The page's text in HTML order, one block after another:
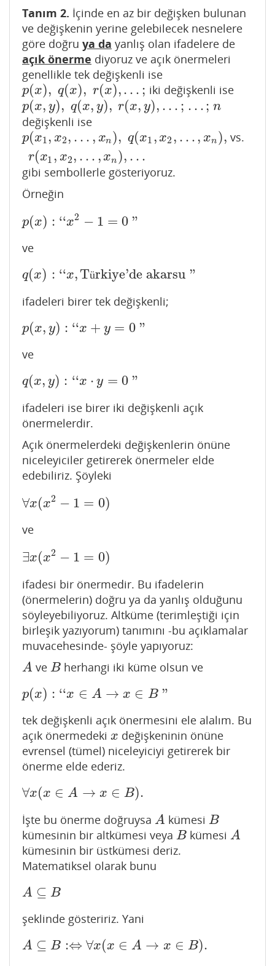
Tanım 2. İçinde en az bir değişken bulunan
ve değişkenin yerine gelebilecek nesnelere
göre doğru ya da yanlış olan ifadelere de
açık önerme diyoruz ve açık önermeleri
genellikle tek değişkenli ise
p(x), q(x), r(x),… ;
p(x), q x), r(x) …; iki değişkenli ise
p(x, y), q(x, y), r(x, y), … ;
p(x,y , q( ,y), r( x,y), …; …;
…; n
n
değişkenli ise
p(x1, x2, … , xn ), q(x1 , x2 , …, xn ),
r(x1 , x2, … , xn ), …
p(x1, x 2,…, x n , q(x1 ,x ,…,xn ) r(x1, x 2 …,xn), …
vs.
gibi sembollerle gösteriyoruz.
Örneğin
p(x) : ‘‘x2 − 1 = 0 "
p( x):‘‘x2 −1 =0"
ve
q(x) : ‘‘x,Türkiye'de akarsu "
q ( x):‘‘x,Türkiye'de akarsu"
ifadeleri birer tek değişkenli;
p(x, y) : ‘‘x + y = 0 "
p( x, y):‘‘x +y =0 "
ve
q(x, y) : ‘‘x ⋅ y = 0 "
q(x ,y ):‘‘x y =0"
ifadeleri ise birer iki değişkenli açık
önermelerdir.
Açık önermelerdeki değişkenlerin önüne
niceleyiciler getirerek önermeler elde
edebiliriz. Şöyleki
∀x(x2 − 1 = 0)
∀x(x 2− 1=0)
ve
∃x(x2 − 1 = 0)
∃x(x 2− 1=0)
ifadesi bir önermedir. Bu ifadelerin
(önermelerin) doğru ya da yanlış olduğunu
söyleyebiliyoruz. Altküme (terimleştiği için
birleşik yazıyorum) tanımını -bu açıklamalar
muvacehesinde- şöyle yapıyoruz:
A
A ve B
B herhangi iki küme olsun ve
p(x) : ‘‘x ∈ A → x ∈ B "
p(x): x∈A→x∈B "
tek değişkenli açık önermesini ele alalım. Bu
açık önermedeki x
x değişkeninin önüne
evrensel (tümel) niceleyiciyi getirerek bir
önerme elde ederiz.
∀x(x ∈ A → x ∈ B).
∀ x(x ∈A →x ∈ B).
İşte bu önerme doğruysa A
A kümesi B
B
kümesinin bir altkümesi veya B
B kümesi A
A
kümesinin bir üstkümesi deriz.
Matematiksel olarak bunu
A ⊆ B
A ⊆B
şeklinde gösteririz. Yani
A ⊆ B :⇔ ∀x(x ∈ A → x ∈ B).
A ⊆B:⇔∀x(x ∈A→ x∈ B).